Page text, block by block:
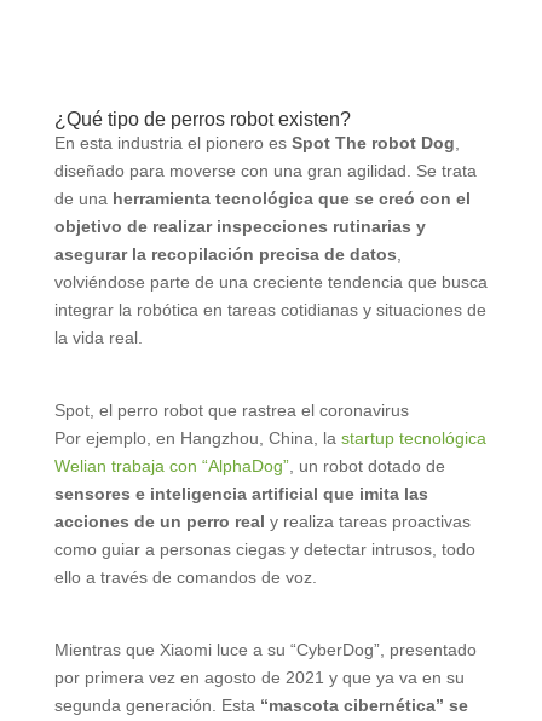
¿Qué tipo de perros robot existen?
En esta industria el pionero es Spot The robot Dog
diseñado para moverse con una gran agilidad. Se trata
de una herramienta tecnológica que se creó con el
objetivo de realizar inspecciones rutinarias y
asegurar la recopilación precisa de datos
volviéndose parte de una creciente tendencia que busca
integrar la robótica en tareas cotidianas y situaciones de
la vida real.
Spot, el perro robot que rastrea el coronavirus
Por ejemplo, en Hangzhou, China, la startup tecnológica
Welian trabaja con “AlphaDog”, un robot dotado de
sensores e inteligencia artificial que imita las
acciones de un perro real y realiza tareas proactivas
como guiar a personas ciegas y detectar intrusos, todo
ello a través de comandos de voz.
Mientras que Xiaomi luce a su “CyberDog”, presentado
por primera vez en agosto de 2021 y que ya va en su
segunda generación. Esta “mascota cibernética” se